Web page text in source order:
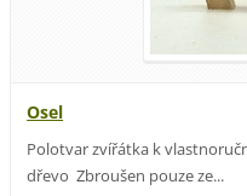
Osel
Polotvar zvířátka k
dřevo Zbroušen pouze ze...